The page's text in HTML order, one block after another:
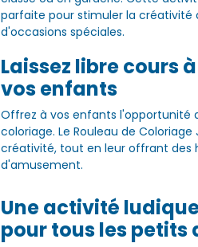
parfaite pour stimuler la créativité
d'occasions spéciales.
Laissez libre cours
vos enfants
Offrez à vos enfants l'opportunité
coloriage. Le Rouleau de
créativité, tout en leur offrant des
d'amusement.
Une activité
pour tous les petits